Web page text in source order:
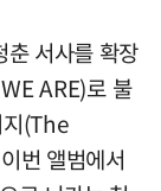
서사를 확장
ARE)로 불
지(The
번 앨범에서